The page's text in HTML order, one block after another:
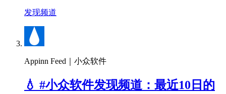
发现频道
Appinn Feed｜小众软件
💧 #小众软件发现频道：最近10日的